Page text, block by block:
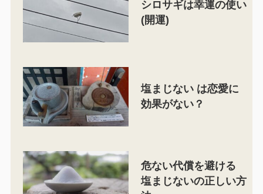
シロサギは幸運の使い
(開運)
塩まじない は恋愛に
効果がない？
危ない代償を避ける
塩まじないの正しい方